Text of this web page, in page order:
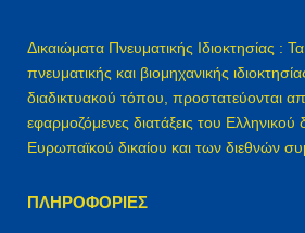
Δικαιώματα Πνευματικής Ιδιοκτησίας :
πνευματικής και βιομηχανικής
διαδικτυακού τόπου, προστατεύονται
εφαρμοζόμενες διατάξεις του Ελληνικού
Ευρωπαϊκού δικαίου και των διεθνών
ΠΛΗΡΟΦΟΡΊΕΣ